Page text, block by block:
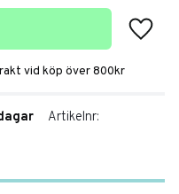
Lägg
vid köp över 800kr
Artikelnr